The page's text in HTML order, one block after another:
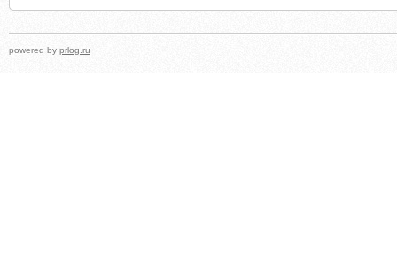
powered by prlog.ru